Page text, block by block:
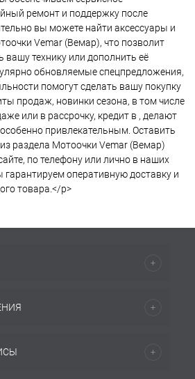
ремонт и поддержку после
вы можете найти аксессуары и
Vemar (Вемар), что позволит
вашу технику или дополнить её
обновляемые спецпредложения,
помогут сделать вашу покупку
продаж, новинки сезона, в том числе
или в рассрочку, кредит в , делают
привлекательным. Оставить
раздела Мотоочки Vemar (Вемар)
по телефону или лично в наших
оперативную доставку и
товара.</p>